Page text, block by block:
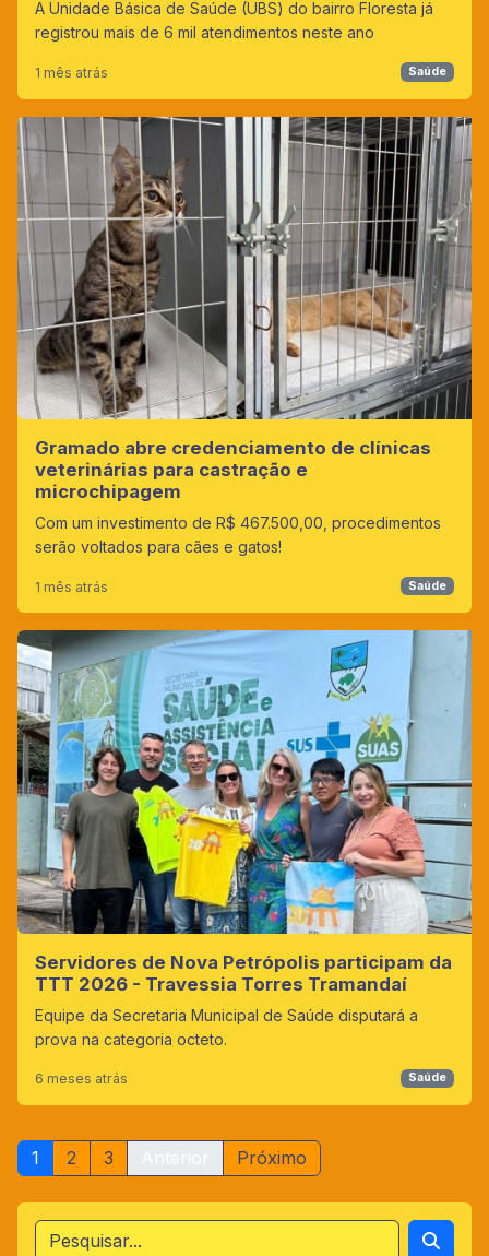
A Unidade Básica de Saúde (UBS) do bairro Floresta já
registrou mais de 6 mil atendimentos neste ano
1 mês atrás Saúde
Gramado abre credenciamento de clínicas
veterinárias para castração e
microchipagem
Com um investimento de R$ 467.500,00, procedimentos
serão voltados para cães e gatos!
1 mês atrás Saúde
Servidores de Nova Petrópolis participam da
TTT 2026 - Travessia Torres Tramandaí
Equipe da Secretaria Municipal de Saúde disputará a
prova na categoria octeto.
6 meses atrás Saúde
1 2 3 Próximo